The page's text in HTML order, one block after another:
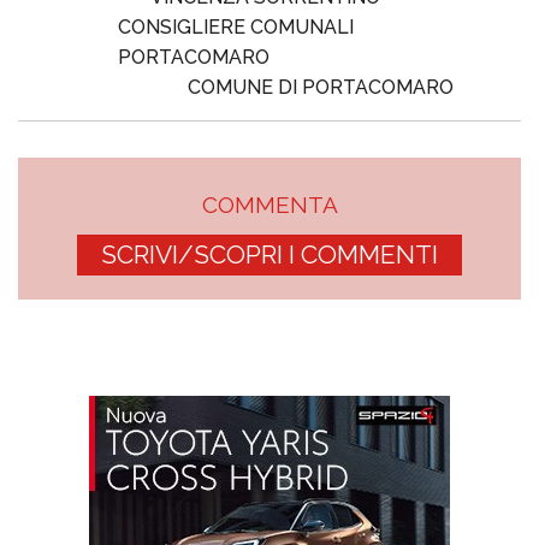
CONSIGLIERE COMUNALI
PORTACOMARO
COMUNE DI PORTACOMARO
COMMENTA
SCRIVI/SCOPRI I COMMENTI